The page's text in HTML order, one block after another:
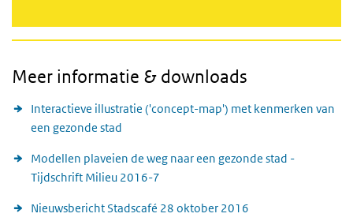
Meer informatie & downloads
Interactieve illustratie ('concept-map') met kenmerken van
een gezonde stad
Modellen plaveien de weg naar een gezonde stad -
Tijdschrift Milieu 2016-7
Nieuwsbericht Stadscafé 28 oktober 2016